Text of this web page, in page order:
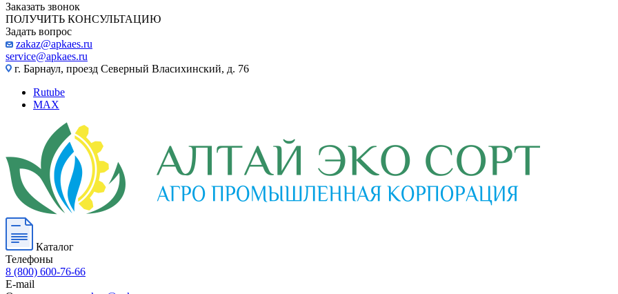
Заказать звонок
ПОЛУЧИТЬ КОНСУЛЬТАЦИЮ
Задать вопрос
zakaz@apkaes.ru
service@apkaes.ru
г. Барнаул, проезд Северный Власихинский, д. 76
Rutube
MAX
Каталог
Телефоны
8 (800) 600-76-66
E-mail